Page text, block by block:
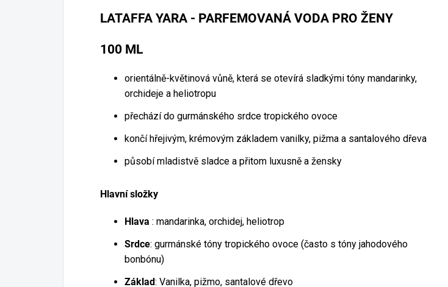
LATAFFA YARA - PARFEMOVANÁ VODA PRO ŽENY
100 ML
orientálně-květinová vůně, která se otevírá sladkými tóny mandarinky,
orchideje a heliotropu
přechází do gurmánského srdce tropického ovoce
končí hřejivým, krémovým základem vanilky, pižma a santalového dřeva
působí mladistvě sladce a přitom luxusně a žensky
Hlavní složky
Hlava : mandarinka, orchidej, heliotrop
Srdce: gurmánské tóny tropického ovoce (často s tóny jahodového
bonbónu)
Základ: Vanilka, pižmo, santalové dřevo